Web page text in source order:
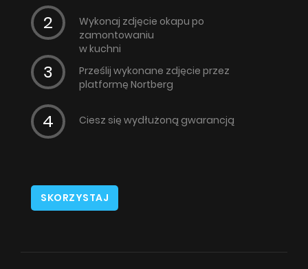
Wykonaj zdjęcie okapu po
zamontowaniu
w kuchni
Prześlij wykonane zdjęcie przez
platformę Nortberg
Ciesz się wydłużoną gwarancją
SKORZYSTAJ